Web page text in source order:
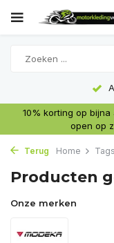
10% korting op
open op
Terug Home Tags
Producten
Onze merken